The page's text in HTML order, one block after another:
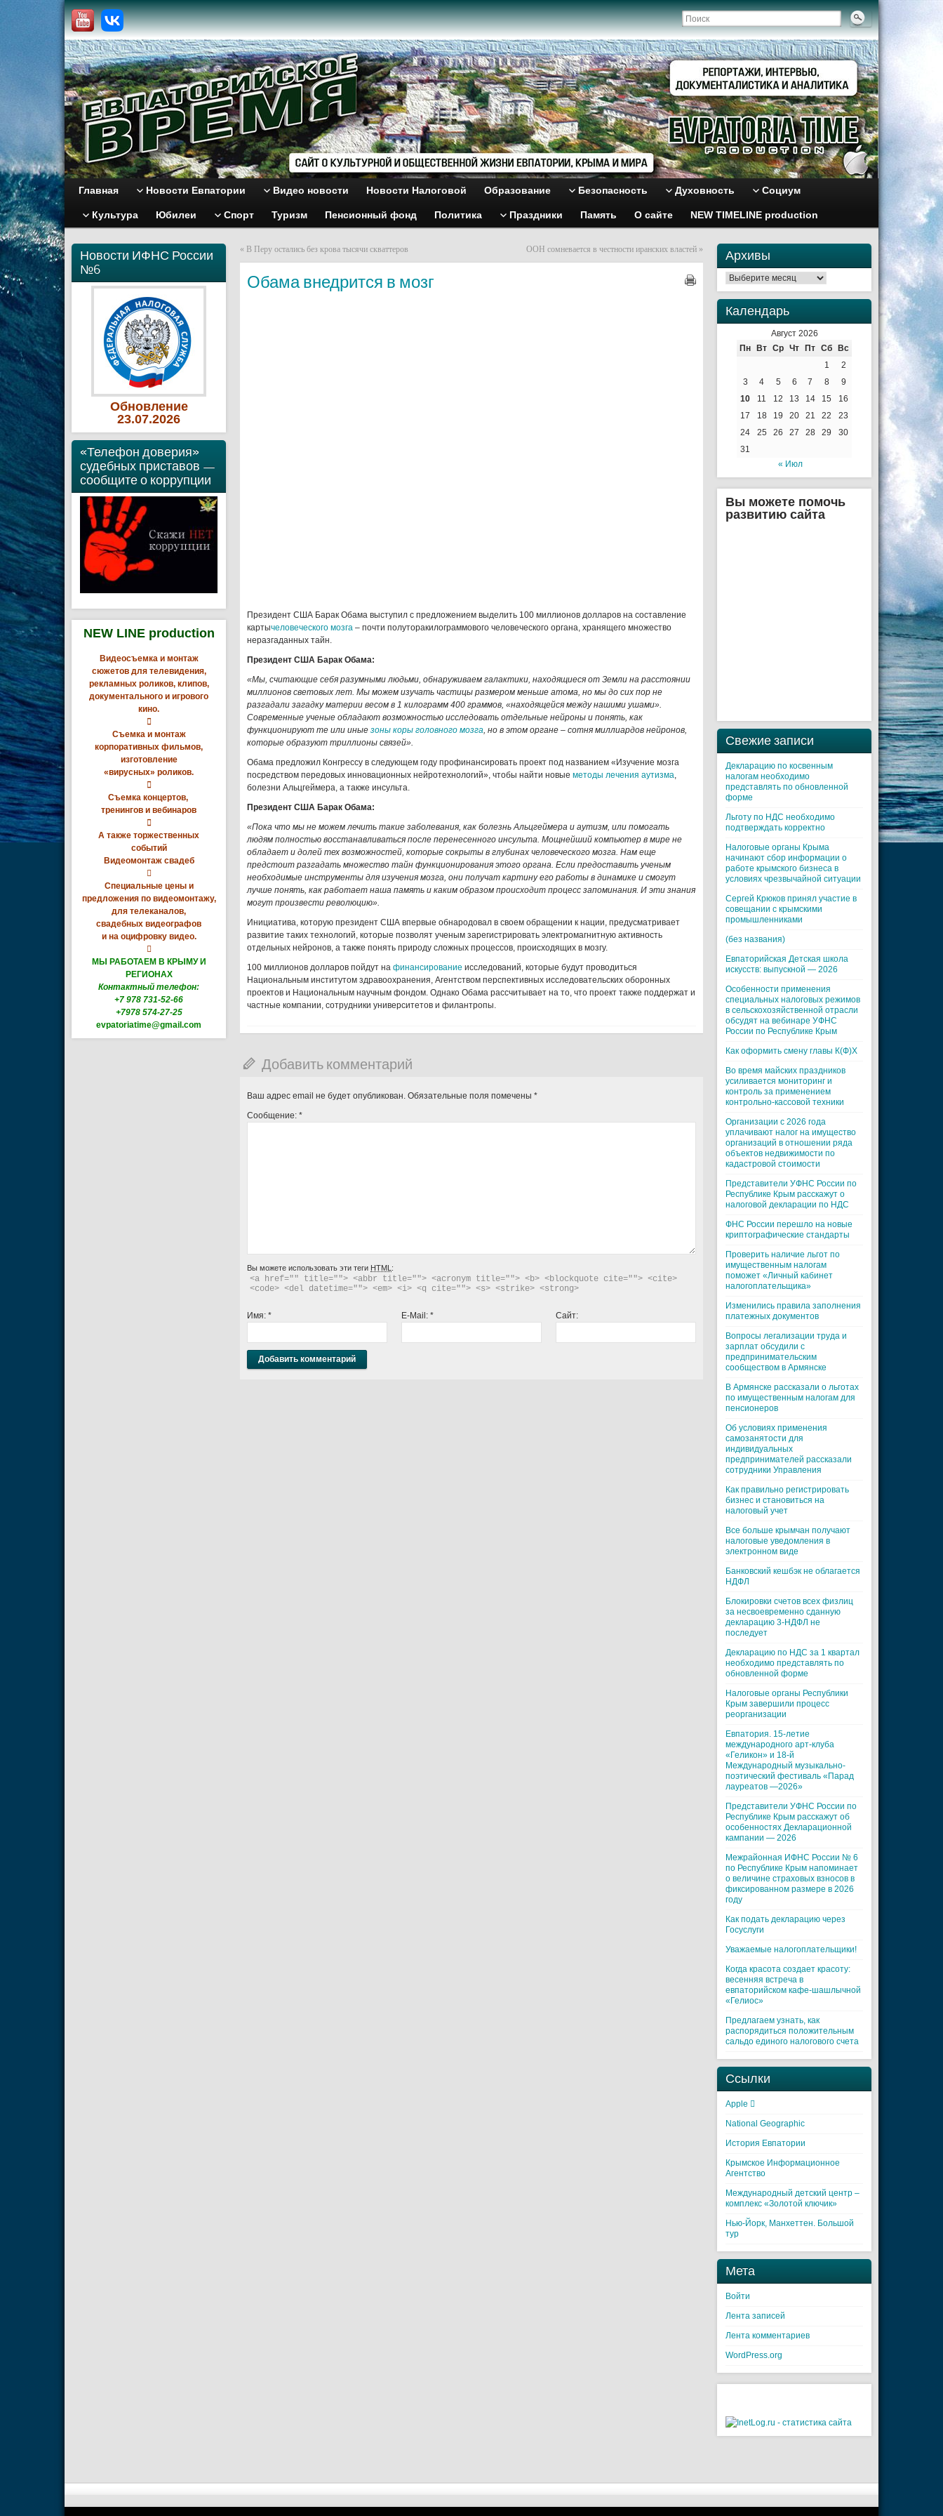
Главная Новости Евпатории Видео новости Новости Налоговой Образование Безопасность Духовность Социум
Культура Юбилеи Спорт Туризм Пенсионный фонд Политика Праздники Память О сайте NEW TIMELINE production
Новости ИФНС России
№6
Обновление
23.07.2026
«Телефон доверия»
судебных приставов —
сообщите о коррупции
NEW LINE production
Видеосъемка и монтаж
сюжетов для телевидения,
рекламных роликов, клипов,
документального и игрового
кино.

Съемка и монтаж
корпоративных фильмов,
изготовление
«вирусных» роликов.

Съемка концертов,
тренингов и вебинаров

А также торжественных
событий
Видеомонтаж свадеб

Специальные цены и
предложения по видеомонтажу,
для телеканалов,
свадебных видеографов
и на оцифровку видео.

МЫ РАБОТАЕМ В КРЫМУ И
РЕГИОНАХ
Контактный телефон:
+7 978 731-52-66
+7978 574-27-25
evpatoriatime@gmail.com
« В Перу остались без крова тысячи скваттеров ООН сомневается в честности иранских властей »
Обама внедрится в мозг
Президент США Барак Обама выступил с предложением выделить 100 миллионов долларов на составление
картычеловеческого мозга – почти полуторакилограммового человеческого органа, хранящего множество
неразгаданных тайн.
Президент США Барак Обама:
«Мы, считающие себя разумными людьми, обнаруживаем галактики, находящиеся от Земли на расстоянии
миллионов световых лет. Мы можем изучать частицы размером меньше атома, но мы до сих пор не
разгадали загадку материи весом в 1 килограмм 400 граммов, «находящейся между нашими ушами».
Современные ученые обладают возможностью исследовать отдельные нейроны и понять, как
функционируют те или иные зоны коры головного мозга, но в этом органе – сотня миллиардов нейронов,
которые образуют триллионы связей».
Обама предложил Конгрессу в следующем году профинансировать проект под названием «Изучение мозга
посредством передовых инновационных нейротехнологий», чтобы найти новые методы лечения аутизма,
болезни Альцгеймера, а также инсульта.
Президент США Барак Обама:
«Пока что мы не можем лечить такие заболевания, как болезнь Альцгеймера и аутизм, или помогать
людям полностью восстанавливаться после перенесенного инсульта. Мощнейший компьютер в мире не
обладает и долей тех возможностей, которые сокрыты в глубинах человеческого мозга. Нам еще
предстоит разгадать множество тайн функционирования этого органа. Если предоставить ученым
необходимые инструменты для изучения мозга, они получат картину его работы в динамике и смогут
лучше понять, как работает наша память и каким образом происходит процесс запоминания. И эти знания
могут произвести революцию».
Инициатива, которую президент США впервые обнародовал в своем обращении к нации, предусматривает
развитие таких технологий, которые позволят ученым зарегистрировать электромагнитную активность
отдельных нейронов, а также понять природу сложных процессов, происходящих в мозгу.
100 миллионов долларов пойдут на финансирование исследований, которые будут проводиться
Национальным институтом здравоохранения, Агентством перспективных исследовательских оборонных
проектов и Национальным научным фондом. Однако Обама рассчитывает на то, что проект также поддержат и
частные компании, сотрудники университетов и филантропы.
Добавить комментарий
Ваш адрес email не будет опубликован. Обязательные поля помечены *
Сообщение: *
Вы можете использовать эти теги HTML :
<a href="" title=""> <abbr title=""> <acronym title=""> <b> <blockquote cite=""> <cite>
<code> <del datetime=""> <em> <i> <q cite=""> <s> <strike> <strong>
Имя: * E-Mail: * Сайт:
Архивы
Архивы
Календарь
Август 2026
Пн
Вт Ср Чт Пт Сб
Вс
1
2
3
4 5 6 7 8
9
10
11 12 13 14 15
16
17
18 19 20 21 22
23
24
25 26 27 28 29
30
31
« Июл
Вы можете помочь
развитию сайта
Свежие записи
Декларацию по косвенным
налогам необходимо
представлять по обновленной
форме
Льготу по НДС необходимо
подтверждать корректно
Налоговые органы Крыма
начинают сбор информации о
работе крымского бизнеса в
условиях чрезвычайной ситуации
Cергей Крюков принял участие в
совещании с крымскими
промышленниками
(без названия)
Евпаторийская Детская школа
искусств: выпускной — 2026
Особенности применения
специальных налоговых режимов
в сельскохозяйственной отрасли
обсудят на вебинаре УФНС
России по Республике Крым
Как оформить смену главы К(Ф)Х
Во время майских праздников
усиливается мониторинг и
контроль за применением
контрольно-кассовой техники
Организации с 2026 года
уплачивают налог на имущество
организаций в отношении ряда
объектов недвижимости по
кадастровой стоимости
Представители УФНС России по
Республике Крым расскажут о
налоговой декларации по НДС
ФНС России перешло на новые
криптографические стандарты
Проверить наличие льгот по
имущественным налогам
поможет «Личный кабинет
налогоплательщика»
Изменились правила заполнения
платежных документов
Вопросы легализации труда и
зарплат обсудили с
предпринимательским
сообществом в Армянске
В Армянске рассказали о льготах
по имущественным налогам для
пенсионеров
Об условиях применения
самозанятости для
индивидуальных
предпринимателей рассказали
сотрудники Управления
Как правильно регистрировать
бизнес и становиться на
налоговый учет
Все больше крымчан получают
налоговые уведомления в
электронном виде
Банковский кешбэк не облагается
НДФЛ
Блокировки счетов всех физлиц
за несвоевременно сданную
декларацию 3-НДФЛ не
последует
Декларацию по НДС за 1 квартал
необходимо представлять по
обновленной форме
Налоговые органы Республики
Крым завершили процесс
реорганизации
Евпатория. 15-летие
международного арт-клуба
«Геликон» и 18-й
Международный музыкально-
поэтический фестиваль «Парад
лауреатов —2026»
Представители УФНС России по
Республике Крым расскажут об
особенностях Декларационной
кампании — 2026
Межрайонная ИФНС России № 6
по Республике Крым напоминает
о величине страховых взносов в
фиксированном размере в 2026
году
Как подать декларацию через
Госуслуги
Уважаемые налогоплательщики!
Когда красота создает красоту:
весенняя встреча в
евпаторийском кафе-шашлычной
«Гелиос»
Предлагаем узнать, как
распорядиться положительным
сальдо единого налогового счета
Ссылки
Apple 
National Geographic
История Евпатории
Крымское Информационное
Агентство
Международный детский центр –
комплекс «Золотой ключик»
Нью-Йорк, Манхеттен. Большой
тур
Мета
Войти
Лента записей
Лента комментариев
WordPress.org